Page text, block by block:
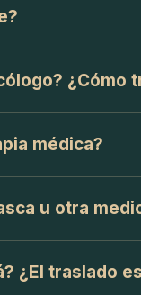
¿Cómo
médica?
u otra
¿El traslado